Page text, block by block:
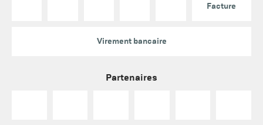
Facture
Virement bancaire
Partenaires